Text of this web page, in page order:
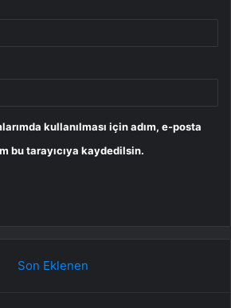
kullanılması için adım, e-posta
bu tarayıcıya kaydedilsin.
Son Eklenen